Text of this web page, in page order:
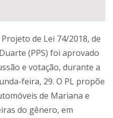
de Lei 74/2018, de
(PPS) foi aprovado
e votação, durante a
feira, 29. O PL propõe
de Mariana e
do gênero, em